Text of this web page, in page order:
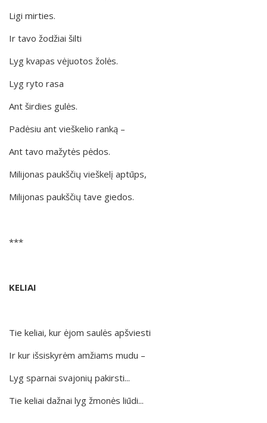
Ligi mirties.
Ir tavo žodžiai šilti
Lyg kvapas vėjuotos žolės.
Lyg ryto rasa
Ant širdies gulės.
Padėsiu ant vieškelio ranką –
Ant tavo mažytės pėdos.
Milijonas paukščių vieškelį aptūps,
Milijonas paukščių tave giedos.
***
KELIAI
Tie keliai, kur ėjom saulės apšviesti
Ir kur išsiskyrėm amžiams mudu –
Lyg sparnai svajonių pakirsti...
Tie keliai dažnai lyg žmonės liūdi...